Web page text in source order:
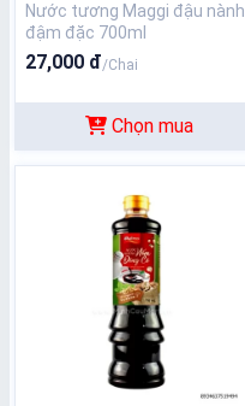
Nước tương Maggi đậu nành
đậm đặc 700ml
27,000 đ/Chai
Chọn mua